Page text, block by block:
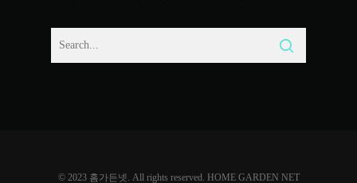
© 2023 홈가든넷. All rights reserved. HOME GARDEN NET